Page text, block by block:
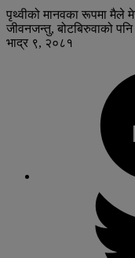
पृथ्वीको मानवका रूपमा मैले
जीवनजन्तु, बोटबिरुवाको पनि
भाद्र ९, २०८१